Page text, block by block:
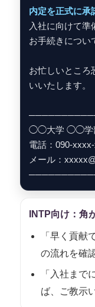
内定を正式に承
入社に向けて
お手続きについ
お忙しいところ
いいたします。
◯◯大学 ◯◯学
電話：090-
メール：
INTP向け：角
「早く貢献
の流れを確
「入社まで
ば、ご教示